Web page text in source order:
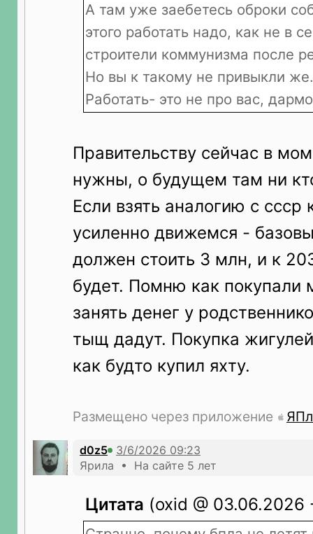
А там уже заебетесь оброки
этого работать надо, как не в
строители коммунизма после
Но вы к такому не привыкли же.
Работать- это не про вас,
Правительству сейчас в
нужны, о будущем там ни
Если взять аналогию с
усиленно движемся -
должен стоить 3 млн, и к
будет. Помню как покупали
занять денег у
тыщ дадут. Покупка
как будто купил яхту.
Размещено через приложение
d0z5
Ярила • На сайте 5 лет
Цитата (oxid @